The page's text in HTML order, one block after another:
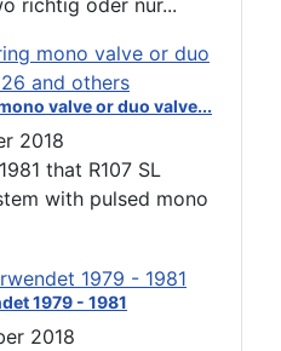
richtig oder nur...
valve or duo valve...
2018
that R107 SL
with pulsed mono
1979 - 1981
2018